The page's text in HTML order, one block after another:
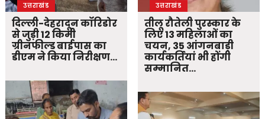
उत्तराखंड
दिल्ली-देहरादून कॉरिडोर
से जुड़ी 12 किमी
ग्रीनफील्ड बाईपास का
डीएम ने किया निरीक्षण…
उत्तराखंड
तीलू रौतेली पुरस्कार के
लिए 13 महिलाओं का
चयन, 35 आंगनबाड़ी
कार्यकर्तियां भी होंगी
सम्मानित…